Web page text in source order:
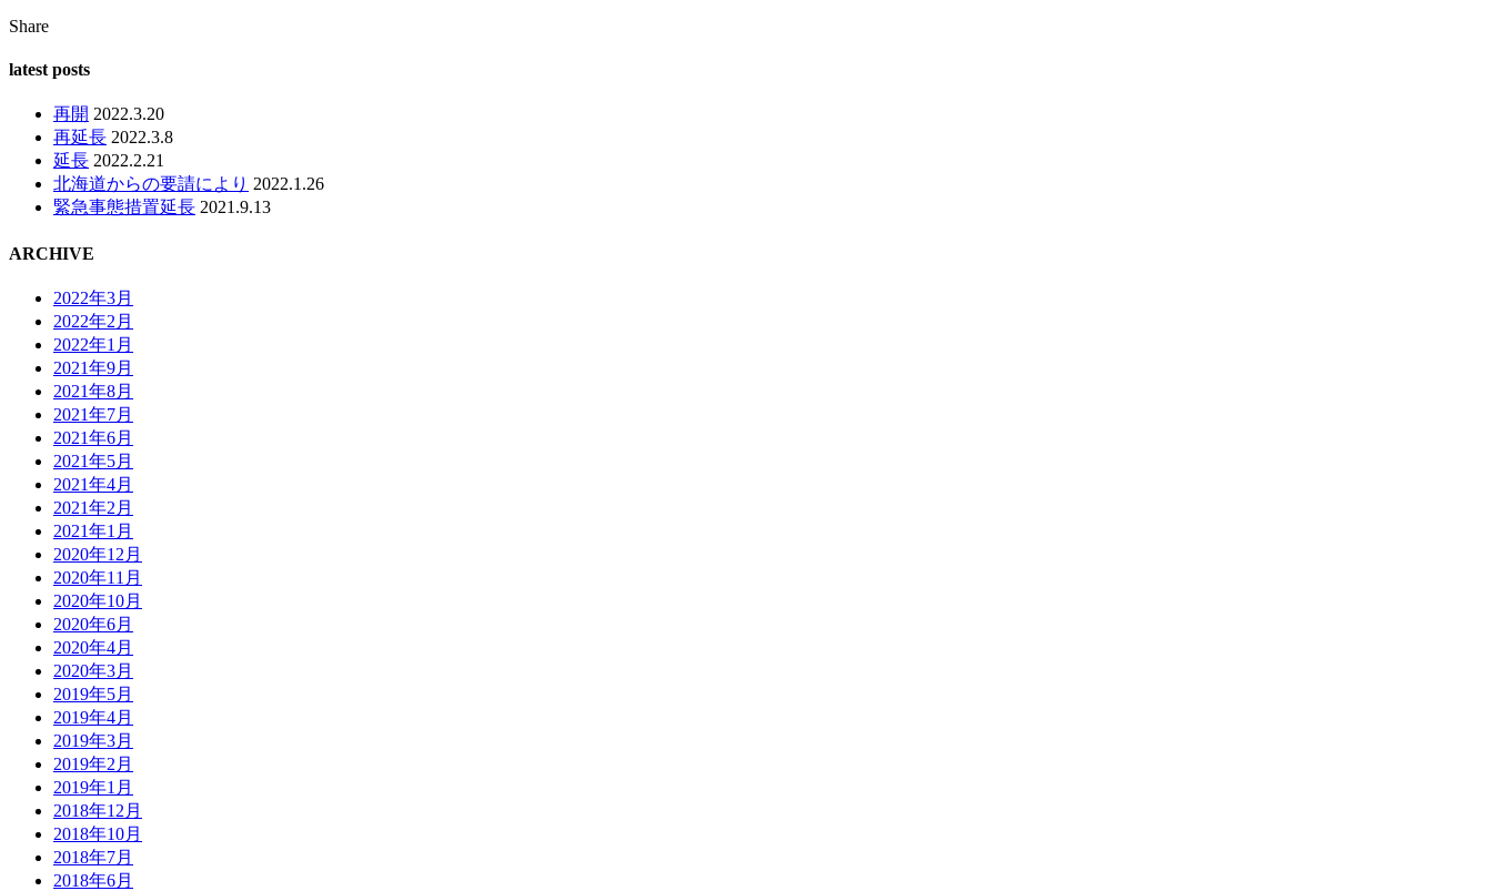
Share
latest posts
再開 2022.3.20
再延長 2022.3.8
延長 2022.2.21
北海道からの要請により 2022.1.26
緊急事態措置延長 2021.9.13
ARCHIVE
2022年3月
2022年2月
2022年1月
2021年9月
2021年8月
2021年7月
2021年6月
2021年5月
2021年4月
2021年2月
2021年1月
2020年12月
2020年11月
2020年10月
2020年6月
2020年4月
2020年3月
2019年5月
2019年4月
2019年3月
2019年2月
2019年1月
2018年12月
2018年10月
2018年7月
2018年6月